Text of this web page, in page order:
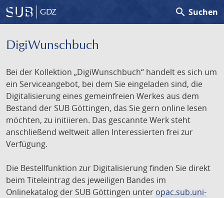
GDZ search Suchen
DigiWunschbuch
Bei der Kollektion „DigiWunschbuch“ handelt es sich um
ein Serviceangebot, bei dem Sie eingeladen sind, die
Digitalisierung eines gemeinfreien Werkes aus dem
Bestand der SUB Göttingen, das Sie gern online lesen
möchten, zu initiieren. Das gescannte Werk steht
anschließend weltweit allen Interessierten frei zur
Verfügung.
Die Bestellfunktion zur Digitalisierung finden Sie direkt
beim Titeleintrag des jeweiligen Bandes im
Onlinekatalog der SUB Göttingen unter opac.sub.uni-